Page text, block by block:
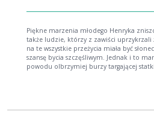
Piękne marzenia młodego Henryka
także ludzie, którzy z zawiści
na te wszystkie przeżycia miała być
szansę bycia szczęśliwym. Jednak i to
powodu olbrzymiej burzy targającej